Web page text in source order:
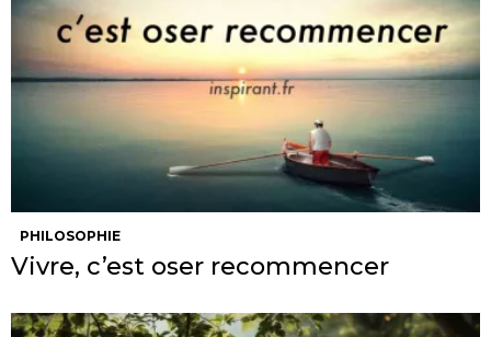
PHILOSOPHIE
Vivre, c’est oser recommencer